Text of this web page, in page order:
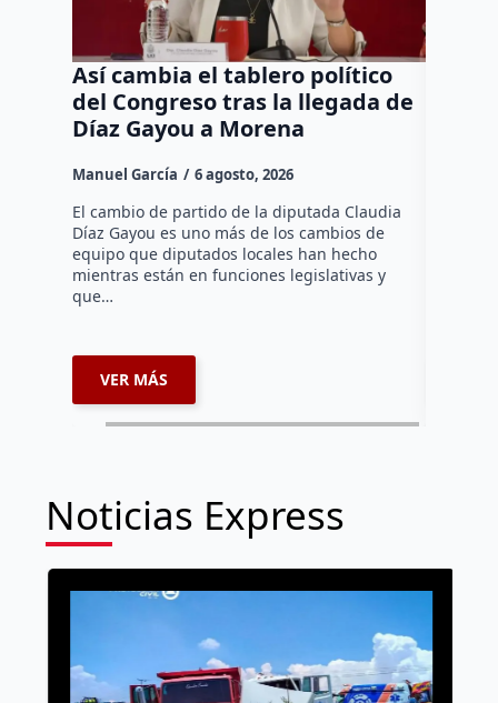
Así cambia el tablero político
del Congreso tras la llegada de
Díaz Gayou a Morena
Manuel García 6 agosto, 2026
El cambio de partido de la diputada Claudia
Díaz Gayou es uno más de los cambios de
equipo que diputados locales han hecho
mientras están en funciones legislativas y
que…
VER MÁS
Noticias Express